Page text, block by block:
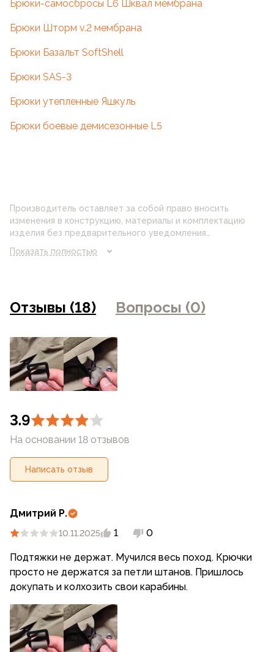
Брюки-самосбросы L6 Шквал мембрана
Брюки Шторм v.2 мембрана
Брюки Базальт SoftShell
Брюки SAS-3
Брюки утепленные Яшкуль
Брюки боевые демисезонные L5
Производитель оставляет за собой право вносить
изменения в конструкцию, материалы и комплектацию
изделия без предварительного уведомления
отличаться от реального цвета товара, что связано с
магазинах
Показать полностью
Отзывы (18) Вопросы (0)
3.9
На основании 18 отзывов
Написать отзыв
Дмитрий Р.
10.11.2025 1 0
Подтяжки не держат. Мучился весь поход. Крючки
просто не держатся за петли штанов. Пришлось
докупать и колхозить свои карабины.